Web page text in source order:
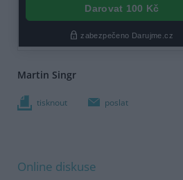
Martin Singr
tisknout poslat
Online diskuse